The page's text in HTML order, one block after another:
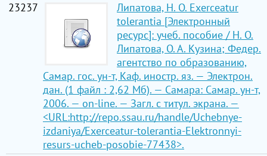
23237
Липатова, Н. О. Exerceatur
tolerantia [Электронный
ресурс]: учеб. пособие / Н. О.
Липатова, О. А. Кузина; Федер.
агентство по образованию,
Самар. гос. ун-т, Каф. иностр. яз. — Электрон.
дан. (1 файл : 2,62 Мб). — Самара: Самар. ун-т,
2006. — on-line. — Загл. с титул. экрана. —
<URL:http://repo.ssau.ru/handle/Uchebnye-
izdaniya/Exerceatur-tolerantia-Elektronnyi-
resurs-ucheb-posobie-77438>.